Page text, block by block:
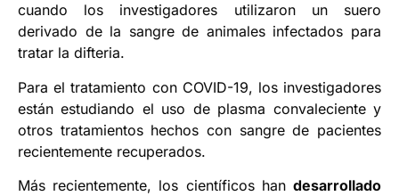
cuando los investigadores utilizaron un suero
derivado de la sangre de animales infectados para
tratar la difteria.
Para el tratamiento con COVID-19, los investigadores
están estudiando el uso de plasma convaleciente y
otros tratamientos hechos con sangre de pacientes
recientemente recuperados.
Más recientemente, los científicos han desarrollado